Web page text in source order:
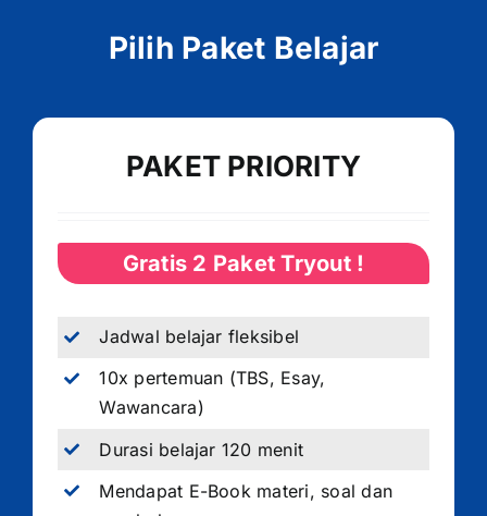
Pilih Paket Belajar
PAKET PRIORITY
Gratis 2 Paket Tryout !
Jadwal belajar fleksibel
10x pertemuan (TBS, Esay,
Wawancara)
Durasi belajar 120 menit
Mendapat E-Book materi, soal dan